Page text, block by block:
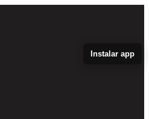
Instalar app